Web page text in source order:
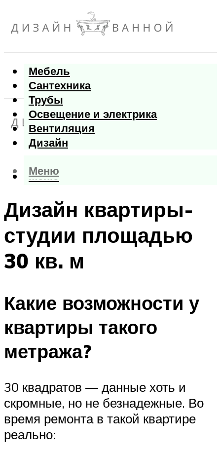
Мебель
Сантехника
Трубы
Освещение и электрика
Вентиляция
Дизайн
Меню
Меню
Дизайн квартиры-
студии площадью
30 кв. м
Какие возможности у
квартиры такого
метража?
30 квадратов — данные хоть и
скромные, но не безнадежные. Во
время ремонта в такой квартире
реально: